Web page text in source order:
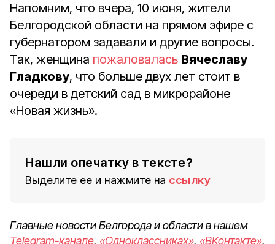
Напомним, что вчера, 10 июня, жители
Белгородской области на прямом эфире с
губернатором задавали и другие вопросы.
Так, женщина пожаловалась Вячеславу
Гладкову, что больше двух лет стоит в
очереди в детский сад в микрорайоне
«Новая жизнь».
Нашли опечатку в тексте?
Выделите ее и нажмите на ссылку
Главные новости Белгорода и области в нашем
Telegram-канале, «Одноклассниках», «ВКонтакте»,